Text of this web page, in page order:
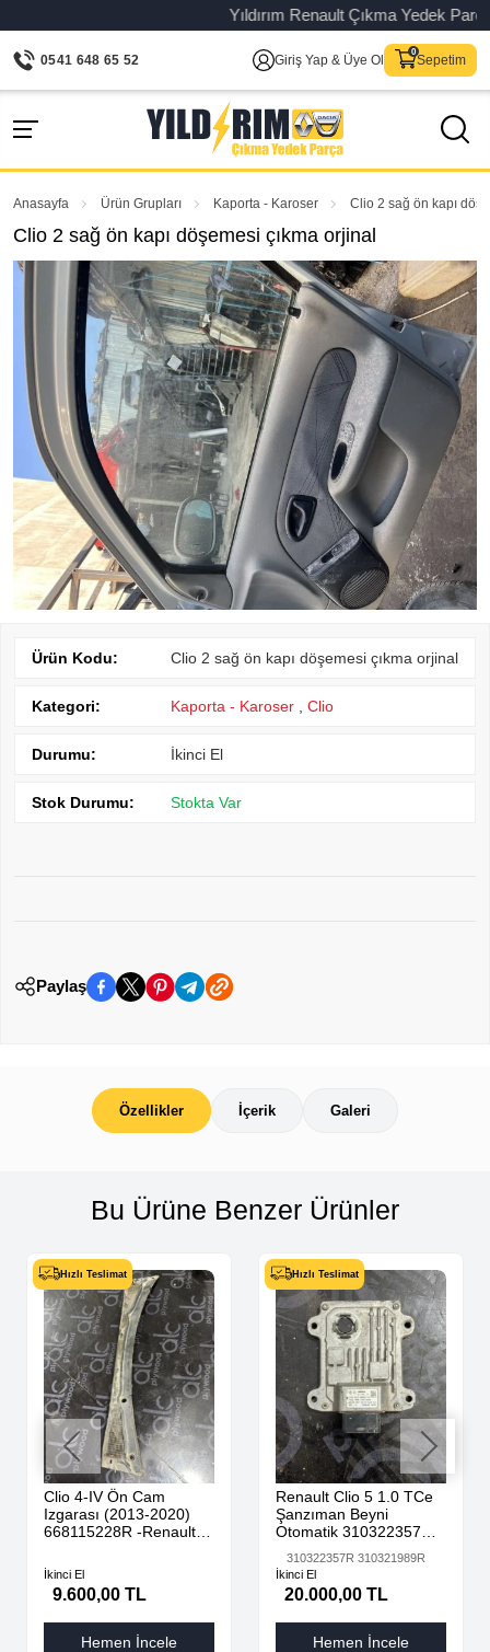
Yıldırım Renault Çıkma Yedek
0541 648 65 52 Giriş Yap & Üye Ol Sepetim
Anasayfa Ürün Grupları Kaporta - Karoser Clio 2 sağ ön kapı
Clio 2 sağ ön kapı döşemesi çıkma orjinal
Ürün Kodu: Clio 2 sağ ön kapı döşemesi çıkma orjinal
Kategori: Kaporta - Karoser Clio
Durumu: İkinci El
Stok Durumu: Stokta Var
Paylaş
Özellikler İçerik Galeri
Bu Ürüne Benzer Ürünler
Hızlı Teslimat
Clio 4-IV Ön Cam
Izgarası (2013-2020)
668115228R -Renault
İkinci El
9.600,00 TL
Hemen İncele
Hızlı Teslimat
Renault Clio 5 1.0 TCe
Şanzıman Beyni
Otomatik 310322357R
310322357R 310321989R
İkinci El
20.000,00 TL
Hemen İncele